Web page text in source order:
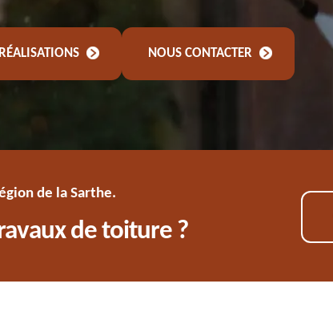
NOUS CONTACTER
de la Sarthe.
de toiture ?